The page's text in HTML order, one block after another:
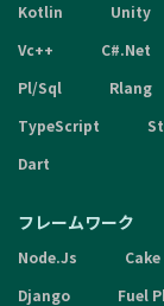
Kotlin
Unity
Vc++
C#.Net
Pl/Sql
Rlang
TypeScript
Dart
フレームワーク
Node.Js
Django
Fuel